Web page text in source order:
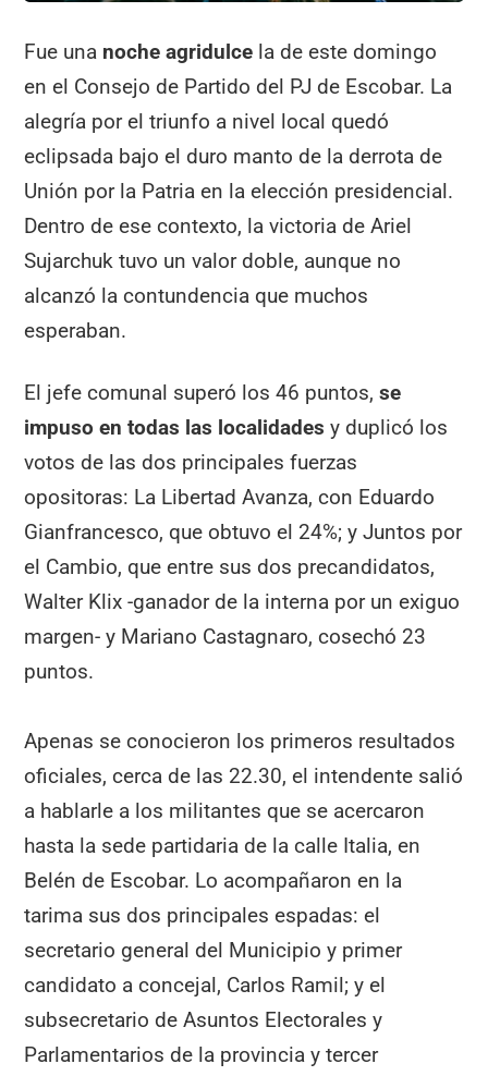
Fue una noche agridulce la de este domingo
en el Consejo de Partido del PJ de Escobar. La
alegría por el triunfo a nivel local quedó
eclipsada bajo el duro manto de la derrota de
Unión por la Patria en la elección presidencial.
Dentro de ese contexto, la victoria de Ariel
Sujarchuk tuvo un valor doble, aunque no
alcanzó la contundencia que muchos
esperaban.
El jefe comunal superó los 46 puntos,se
impuso en todas las localidades y duplicó los
votos de las dos principales fuerzas
opositoras: La Libertad Avanza, con Eduardo
Gianfrancesco, que obtuvo el 24%; y Juntos por
el Cambio, que entre sus dos precandidatos,
Walter Klix -ganador de la interna por un exiguo
margen- y Mariano Castagnaro, cosechó 23
puntos.
Apenas se conocieron los primeros resultados
oficiales, cerca de las 22.30, el intendente salió
a hablarle a los militantes que se acercaron
hasta la sede partidaria de la calle Italia, en
Belén de Escobar. Lo acompañaron en la
tarima sus dos principales espadas: el
secretario general del Municipio y primer
candidato a concejal, Carlos Ramil; y el
subsecretario de Asuntos Electorales y
Parlamentarios de la provincia y tercer